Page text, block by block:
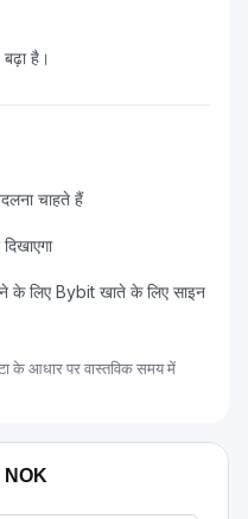
है।
चाहते हैं
के लिए Bybit खाते के लिए साइन
के आधार पर वास्तविक समय में